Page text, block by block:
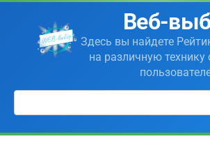
Перейти
контенту
Веб-
Здесь вы найдете
на различную
Поиск: